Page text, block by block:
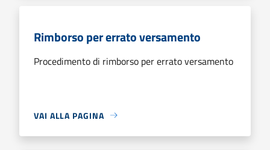
Rimborso per errato versamento
Procedimento di rimborso per errato versamento
VAI ALLA PAGINA